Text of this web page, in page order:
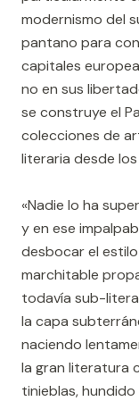
modernismo del
pantano para
capitales
no en sus
se construye el
colecciones de
literaria desde
«Nadie lo ha
y en ese
desbocar el
marchitable
todavía sub-
la capa
naciendo
la gran literatura
tinieblas,